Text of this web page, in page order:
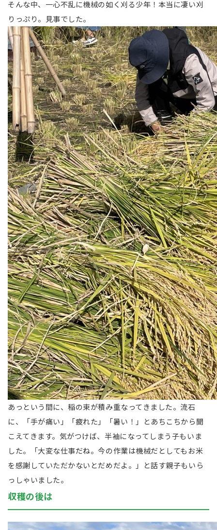
そんな中、一心不乱に機械の如く刈る少年！本当に凄い刈
りっぷり。見事でした。
あっという間に、稲の束が積み重なってきました。流石
に、「手が痛い」「疲れた」「暑い！」とあちこちから聞
こえてきます。気がつけば、半袖になってしまう子もいま
した。「大変な仕事だね。今の作業は機械だとしてもお米
を感謝していただかないとだめだよ。」と話す親子もいら
っしゃいました。
収穫の後は